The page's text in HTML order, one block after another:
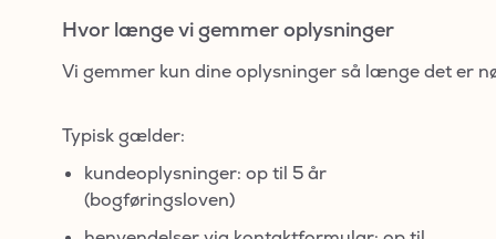
Hvor længe vi gemmer oplysninger
Vi gemmer kun dine oplysninger så længe det er
Typisk gælder:
kundeoplysninger: op til 5 år
(bogføringsloven)